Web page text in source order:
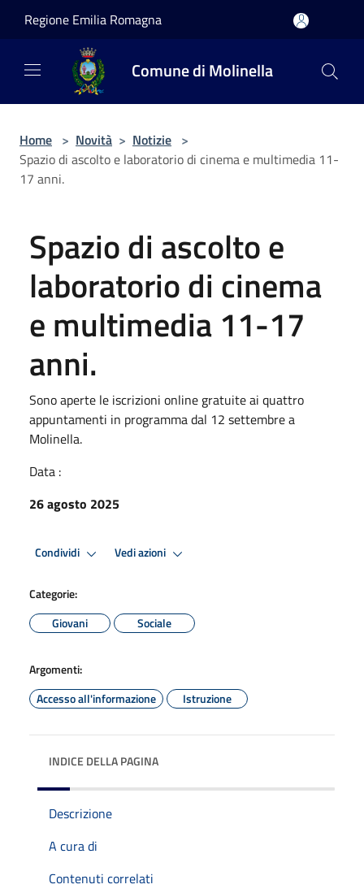
Regione Emilia Romagna
Comune di Molinella
Home > Novità > Notizie >
Spazio di ascolto e laboratorio di cinema e multimedia 11-
17 anni.
Spazio di ascolto e
laboratorio di cinema
e multimedia 11-17
anni.
Sono aperte le iscrizioni online gratuite ai quattro
appuntamenti in programma dal 12 settembre a
Molinella.
Data :
26 agosto 2025
Condividi Vedi azioni
Categorie:
Giovani
Sociale
Argomenti:
Accesso all'informazione
Istruzione
INDICE DELLA PAGINA
Descrizione
A cura di
Contenuti correlati